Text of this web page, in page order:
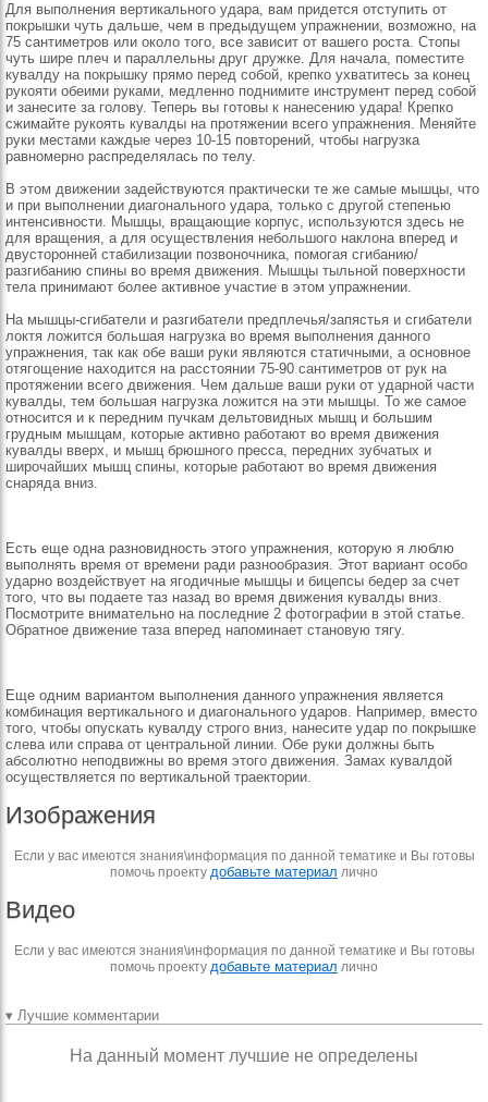
Для выполнения вертикального удара, вам придется отступить от
покрышки чуть дальше, чем в предыдущем упражнении, возможно, на
75 сантиметров или около того, все зависит от вашего роста. Стопы
чуть шире плеч и параллельны друг дружке. Для начала, поместите
кувалду на покрышку прямо перед собой, крепко ухватитесь за конец
рукояти обеими руками, медленно поднимите инструмент перед собой
и занесите за голову. Теперь вы готовы к нанесению удара! Крепко
сжимайте рукоять кувалды на протяжении всего упражнения. Меняйте
руки местами каждые через 10-15 повторений, чтобы нагрузка
равномерно распределялась по телу.
В этом движении задействуются практически те же самые мышцы, что
и при выполнении диагонального удара, только с другой степенью
интенсивности. Мышцы, вращающие корпус, используются здесь не
для вращения, а для осуществления небольшого наклона вперед и
двусторонней стабилизации позвоночника, помогая сгибанию/
разгибанию спины во время движения. Мышцы тыльной поверхности
тела принимают более активное участие в этом упражнении.
На мышцы-сгибатели и разгибатели предплечья/запястья и сгибатели
локтя ложится большая нагрузка во время выполнения данного
упражнения, так как обе ваши руки являются статичными, а основное
отягощение находится на расстоянии 75-90 сантиметров от рук на
протяжении всего движения. Чем дальше ваши руки от ударной части
кувалды, тем большая нагрузка ложится на эти мышцы. То же самое
относится и к передним пучкам дельтовидных мышц и большим
грудным мышцам, которые активно работают во время движения
кувалды вверх, и мышц брюшного пресса, передних зубчатых и
широчайших мышц спины, которые работают во время движения
снаряда вниз.
Есть еще одна разновидность этого упражнения, которую я люблю
выполнять время от времени ради разнообразия. Этот вариант особо
ударно воздействует на ягодичные мышцы и бицепсы бедер за счет
того, что вы подаете таз назад во время движения кувалды вниз.
Посмотрите внимательно на последние 2 фотографии в этой статье.
Обратное движение таза вперед напоминает становую тягу.
Еще одним вариантом выполнения данного упражнения является
комбинация вертикального и диагонального ударов. Например, вместо
того, чтобы опускать кувалду строго вниз, нанесите удар по покрышке
слева или справа от центральной линии. Обе руки должны быть
абсолютно неподвижны во время этого движения. Замах кувалдой
осуществляется по вертикальной траектории.
Изображения
Если у вас имеются знания\информация по данной тематике и Вы готовы
помочь проекту добавьте материал лично
Видео
Если у вас имеются знания\информация по данной тематике и Вы готовы
помочь проекту добавьте материал лично
▾ Лучшие комментарии
На данный момент лучшие не определены